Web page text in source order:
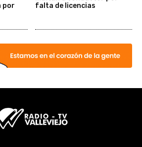
por
falta de licencias